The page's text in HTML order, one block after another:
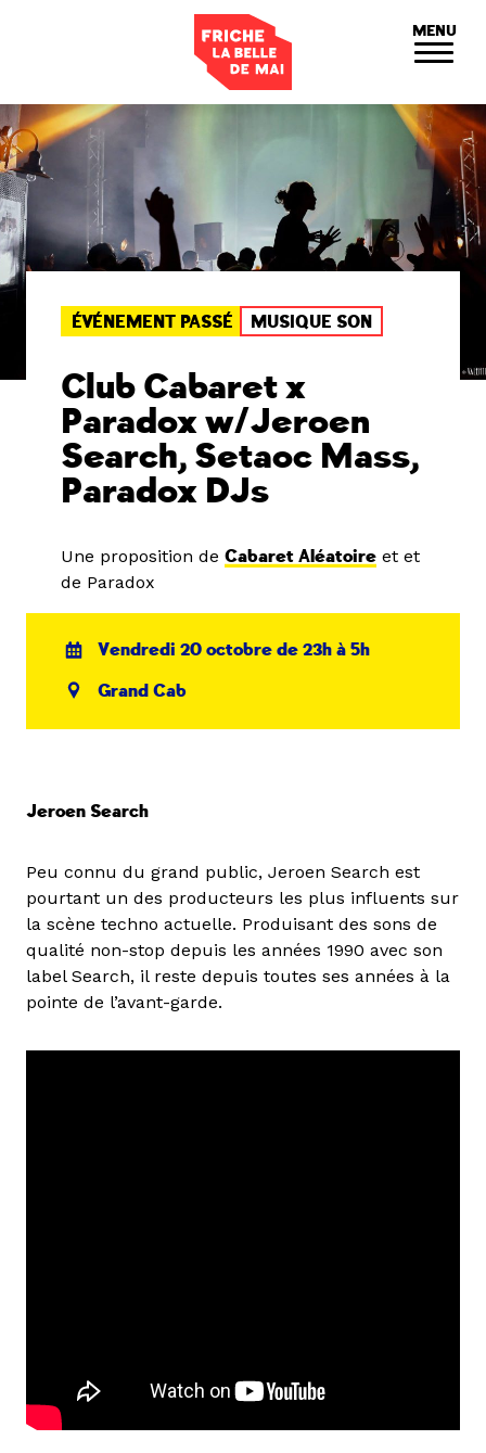
MENU
ÉVÉNEMENT PASSÉ MUSIQUE SON
Club Cabaret x
Paradox w/Jeroen
Search, Setaoc Mass,
Paradox DJs
Une proposition de Cabaret Aléatoire et et
de Paradox
Vendredi 20 octobre de 23h à 5h
Grand Cab
Jeroen Search
Peu connu du grand public, Jeroen Search est
pourtant un des producteurs les plus influents sur
la scène techno actuelle. Produisant des sons de
qualité non-stop depuis les années 1990 avec son
label Search, il reste depuis toutes ses années à la
pointe de l’avant-garde.
Panneau de gestion des cookies